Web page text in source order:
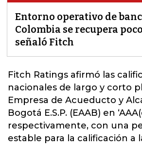
Entorno operativo de
Colombia se recupera
señaló Fitch
Fitch Ratings afirmó las
nacionales de largo y corto
Empresa de Acueducto y
Bogotá E.S.P. (EAAB) en
respectivamente, con una
estable para la calificación a